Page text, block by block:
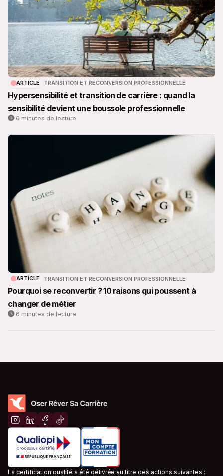
ARTICLE TRANSITION ET RECONVERSION PROFESSIONNELLE
Hypersensibilité et transition de carrière : quand la
sensibilité devient une boussole professionnelle
6 minutes de lecture
ARTICLE TRANSITION ET RECONVERSION PROFESSIONNELLE
Pourquoi se reconvertir ? 10 raisons qui poussent à
changer de métier
6 minutes de lecture
La certification qualité a été délivrée au titre des actions suivantes :